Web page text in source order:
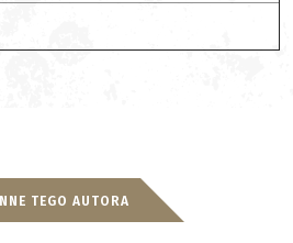
INNE TEGO AUTORA